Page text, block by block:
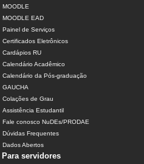
MOODLE
MOODLE EAD
Painel de Serviços
Certificados Eletrônicos
Cardápios RU
Calendário Acadêmico
Calendário da Pós-graduação
GAUCHA
Colações de Grau
Assistência Estudantil
Fale conosco NuDEs/PRODAE
Dúvidas Frequentes
Dados Abertos
Para servidores